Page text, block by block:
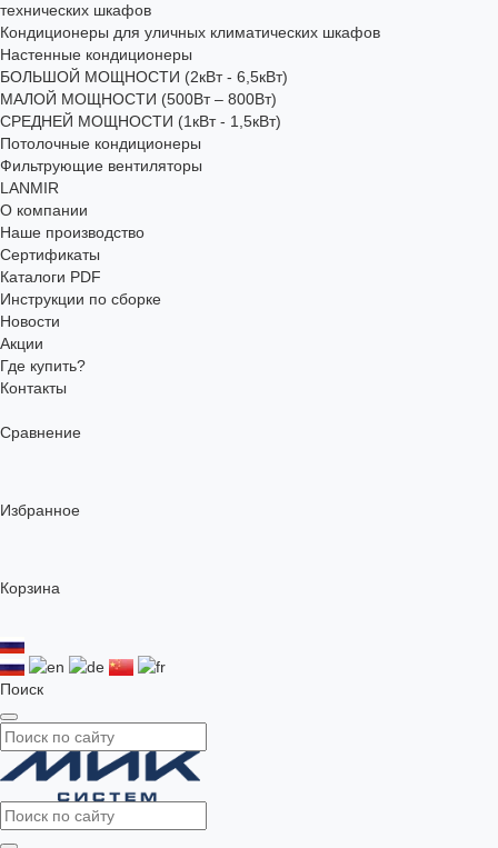
технических шкафов
Кондиционеры для уличных климатических шкафов
Настенные кондиционеры
БОЛЬШОЙ МОЩНОСТИ (2кВт - 6,5кВт)
МАЛОЙ МОЩНОСТИ (500Вт – 800Вт)
СРЕДНЕЙ МОЩНОСТИ (1кВт - 1,5кВт)
Потолочные кондиционеры
Фильтрующие вентиляторы
LANMIR
О компании
Наше производство
Сертификаты
Каталоги PDF
Инструкции по сборке
Новости
Акции
Где купить?
Контакты
Сравнение
Избранное
Корзина
Поиск